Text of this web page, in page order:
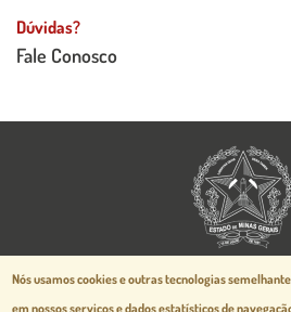
Dúvidas?
Fale Conosco
Aspectos legais e
Política de Privacidade
Nós usamos cookies e outras tecnologias
em nossos serviços e dados estatísticos de